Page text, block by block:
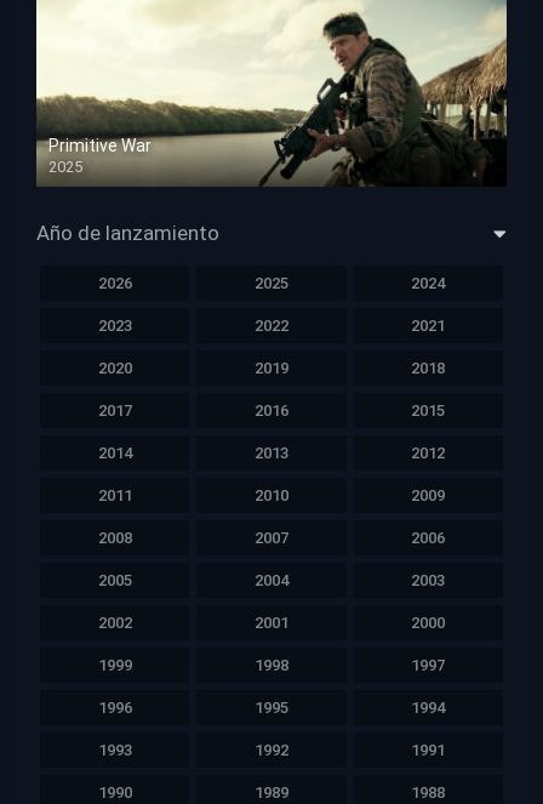
Primitive War
2025
HD 1080p
Año de lanzamiento
2026 2025 2024
2023 2022 2021
2020 2019 2018
2017 2016 2015
2014 2013 2012
2011 2010 2009
2008 2007 2006
2005 2004 2003
2002 2001 2000
1999 1998 1997
1996 1995 1994
1993 1992 1991
1990 1989 1988